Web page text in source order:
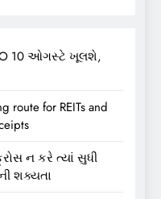
10 ઓગસ્ટે ખૂલશે,
route for REITs and
ન કરે ત્યાં સુધી
શક્યતા